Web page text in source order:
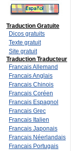
Traduction Gratuite
Dicos gratuits
Texte gratuit
Site gratuit
Traduction Traducteur
Francais Allemand
Francais Anglais
Francais Chinois
Francais Coréen
Francais Espagnol
Francais Grec
Francais Italien
Francais Japonais
Francais Néerlandais
Francais Portugais